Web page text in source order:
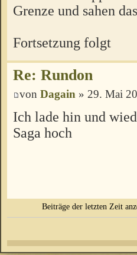
Grenze und sahen
Fortsetzung folgt
Re: Rundon
von Dagain » 29. Mai
Ich lade hin und
Saga hoch
Beiträge der letzten Zeit